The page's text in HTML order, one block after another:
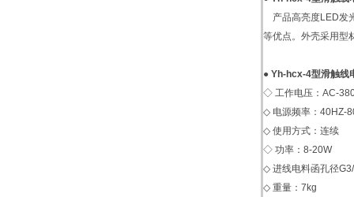
产品高亮度LED发
等优点。外壳采用型
● Yh-hcx-4型滑触线
◇ 工作电压：AC-
◇ 电源频率：40HZ-
◇ 使用方式：连续
◇ 功率：8-20W
◇ 进线电料函孔径G3/
◇ 重量：7kg